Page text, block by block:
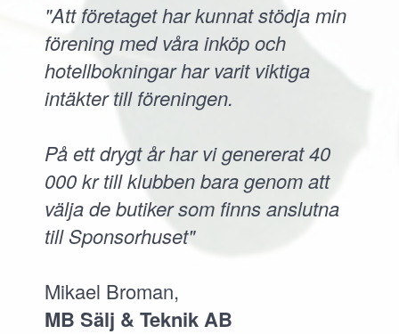
"Att företaget har kunnat stödja min
förening med våra inköp och
hotellbokningar har varit viktiga
intäkter till föreningen.
På ett drygt år har vi genererat 40
000 kr till klubben bara genom att
välja de butiker som finns anslutna
till Sponsorhuset"
Mikael Broman,
MB Sälj & Teknik AB